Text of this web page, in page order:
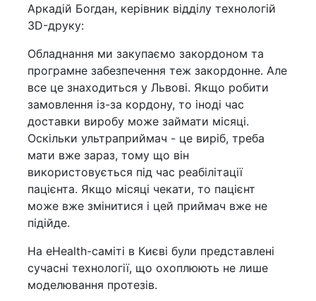
Аркадій Богдан, керівник відділу технологій
3D-друку:
Обладнання ми закупаємо закордоном та
програмне забезпечення теж закордонне. Але
все це знаходиться у Львові. Якщо робити
замовлення із-за кордону, то іноді час
доставки виробу може займати місяці.
Оскільки ультраприймач - це виріб, треба
мати вже зараз, тому що він
використовується під час реабілітації
пацієнта. Якщо місяці чекати, то пацієнт
може вже змінитися і цей приймач вже не
підійде.
На eHealth-саміті в Києві були представлені
сучасні технології, що охоплюють не лише
моделювання протезів.